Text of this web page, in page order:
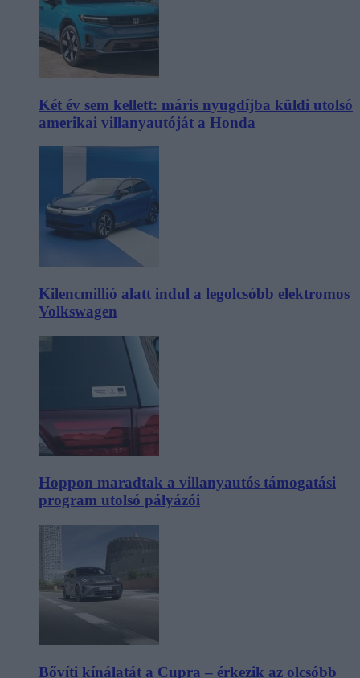
Két év sem kellett: máris nyugdíjba küldi utolsó
amerikai villanyautóját a Honda
Kilencmillió alatt indul a legolcsóbb elektromos
Volkswagen
Hoppon maradtak a villanyautós támogatási
program utolsó pályázói
Bővíti kínálatát a Cupra – érkezik az olcsóbb